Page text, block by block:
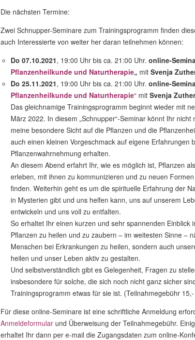
Die nächsten Termine:
Zwei Schnupper-Seminare zum Trainingsprogramm finden
auch Interessierte von weiter her daran teilnehmen können:
Do 07.10.2021, 19:00 Uhr bis ca. 21:00 Uhr. online-
Pflanzenheilkunde und Naturtherapie„ mit Svenja
Do 25.11.2021, 19:00 Uhr bis ca. 21:00 Uhr. online-
Pflanzenheilkunde und Naturtherapie“ mit Svenja Zuther
Das gleichnamige Trainingsprogramm beginnt wieder mit
März 2022. In diesem „Schnupper“-Seminar könnt Ihr nicht
meine besondere Sicht auf die Pflanzen und die
auch einen kleinen Vorgeschmack auf eigene Erfahrungen
Pflanzenwahrnehmung erhalten.
An diesem Abend erfahrt Ihr, wie es möglich ist, Pflanzen
erleben, mit ihnen zu kommunizieren und zu neuen
finden. Weiterhin geht es um die spirituelle Erfahrung der
in Mysterien gibt und uns helfen kann, uns auf unserem
entwickeln und uns voll zu entfalten.
So erhaltet Ihr einen kurzen und sehr spannenden Einblick
Pflanzen zu heilen und zu zaubern – im weitesten Sinne –
Menschen bei Erkrankungen zu heilen, sondern auch
heilen und unser Leben aktiv zu gestalten.
Und selbstverständlich gibt es Gelegenheit, Fragen zu
insbesondere für solche, die sich noch nicht ganz sicher
Trainingsprogramm etwas für sie ist. (Teilnahmegebühr
Für diese online-Seminare ist eine schriftliche Anmeldung
Anmeldeformular und Überweisung der Teilnahmegebühr.
erhaltet Ihr dann per e-mail die Zugangsdaten zum online-